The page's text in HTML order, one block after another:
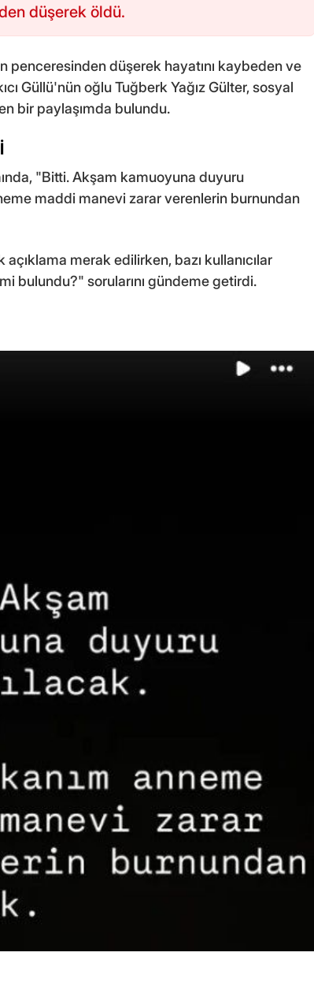
düşerek öldü.
penceresinden düşerek hayatını kaybeden ve
Güllü'nün oğlu Tuğberk Yağız Gülter, sosyal
bir paylaşımda bulundu.
"Bitti. Akşam kamuoyuna duyuru
maddi manevi zarar verenlerin burnundan
merak edilirken, bazı kullanıcılar
bulundu?" sorularını gündeme getirdi.